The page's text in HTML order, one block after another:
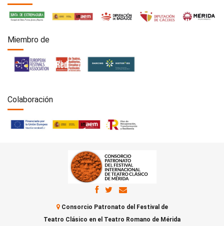
Miembro de
Colaboración
Consorcio Patronato del Festival de
Teatro Clásico en el Teatro Romano de Mérida